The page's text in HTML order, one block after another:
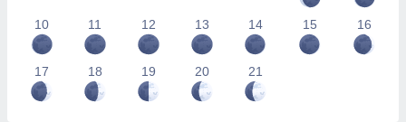
von
10 11 12 13 14 15 16
17 18 19 20 21